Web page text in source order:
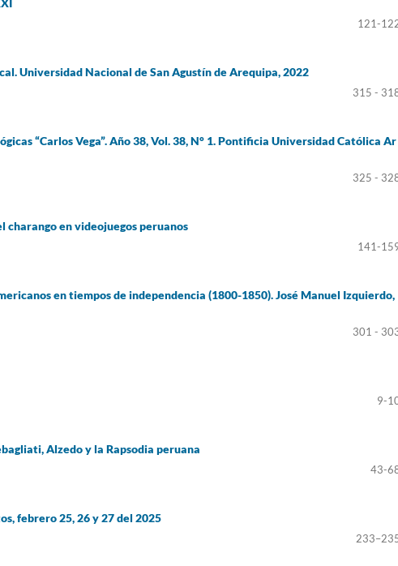
121-
Universidad Nacional de San Agustín de Arequipa, 2022
315 -
“Carlos Vega”. Año 38, Vol. 38, N° 1. Pontificia Universidad Católica Ar
325 -
charango en videojuegos peruanos
141-
en tiempos de independencia (1800-1850). José Manuel Izquierdo,
301 -
9-
Alzedo y la Rapsodia peruana
43-
febrero 25, 26 y 27 del 2025